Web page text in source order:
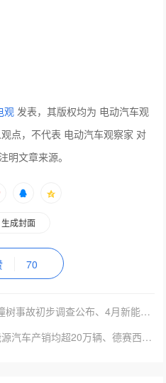
观 发表，其版权均为 电动汽车观
点，不代表 电动汽车观察家 对
明文章来源。
生成封面
70
上一篇：5月12日：德州特斯拉撞树事故初步调查公布、4月新能源乘用车销量达16.3万辆、...
下一篇：5月14日：4月中国新能源汽车产销均超20万辆、德赛西威IPU03自动驾驶域控制...